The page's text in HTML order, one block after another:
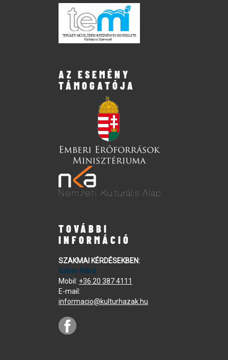
AZ ESEMÉNY
TÁMOGATÓJA
TOVÁBBI
INFORMÁCIÓ
SZAKMAI KÉRDÉSEKBEN:
Gábor Klára
Mobil: +36 20 387 4111
E-mail:
informacio@kulturhazak.hu